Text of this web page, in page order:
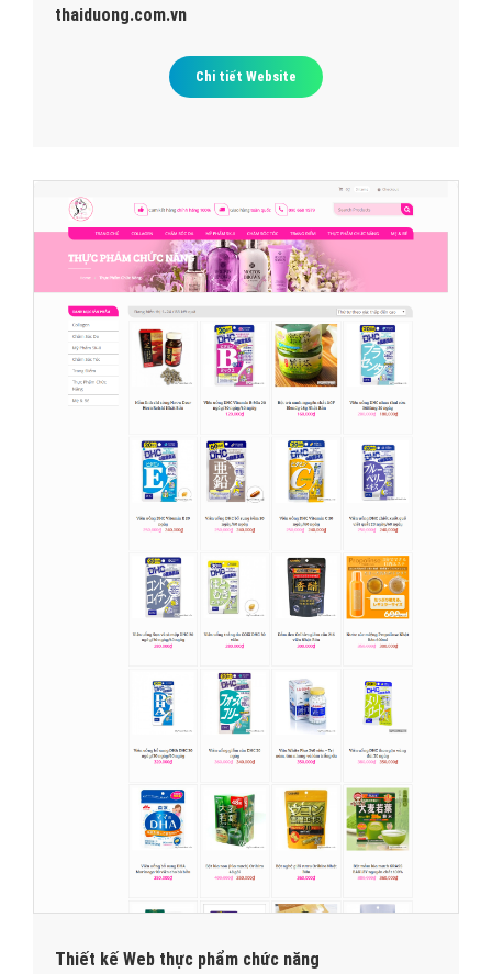
thaiduong.com.vn
Chi tiết Website
Thiết kế Web thực phẩm chức năng